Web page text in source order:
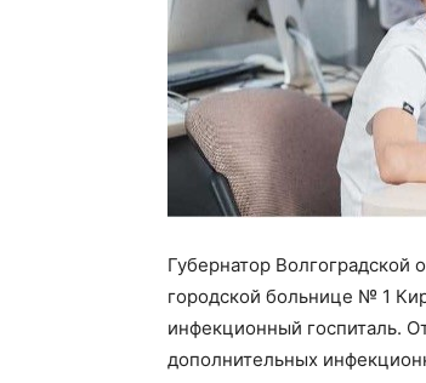
Губернатор
городской больнице № 1
инфекционный госпиталь.
дополнительных